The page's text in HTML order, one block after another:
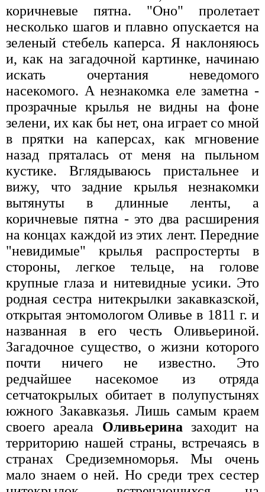
коричневые пятна. "Оно" пролетает
несколько шагов и плавно опускается на
зеленый стебель каперса. Я наклоняюсь
и, как на загадочной картинке, начинаю
искать очертания неведомого
насекомого. А незнакомка еле заметна -
прозрачные крылья не видны на фоне
зелени, их как бы нет, она играет со мной
в прятки на каперсах, как мгновение
назад пряталась от меня на пыльном
кустике. Вглядываюсь пристальнее и
вижу, что задние крылья незнакомки
вытянуты в длинные ленты, а
коричневые пятна - это два расширения
на концах каждой из этих лент. Передние
"невидимые" крылья распростерты в
стороны, легкое тельце, на голове
крупные глаза и нитевидные усики. Это
родная сестра нитекрылки закавказской,
открытая энтомологом Оливье в 1811 г. и
названная в его честь Оливьериной.
Загадочное существо, о жизни которого
почти ничего не известно. Это
редчайшее насекомое из отряда
сетчатокрылых обитает в полупустынях
южного Закавказья. Лишь самым краем
своего ареала Оливьериназаходит на
территорию нашей страны, встречаясь в
странах Средиземноморья. Мы очень
мало знаем о ней. Но среди трех сестер